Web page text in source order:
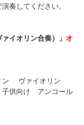
奏してください。
イオリン合奏）」 オ
ン ヴァイオリン
供向け アンコール